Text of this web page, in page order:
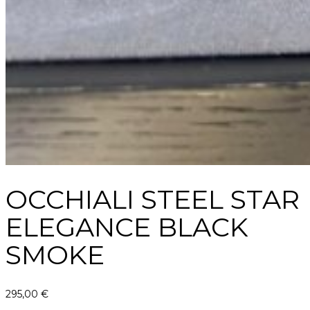
OCCHIALI STEEL STAR
ELEGANCE BLACK
SMOKE
295,00 €